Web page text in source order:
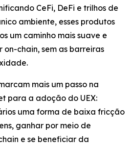
CeFi, DeFi e trilhos de
ambiente, esses produtos
um caminho mais suave e
chain, sem as barreiras
mais um passo na
para a adoção do UEX:
uma forma de baixa fricção
ganhar por meio de
e se beneficiar da